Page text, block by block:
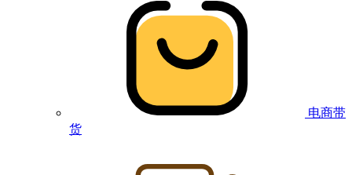
电商带
货